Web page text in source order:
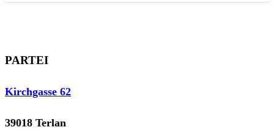
PARTEI
Kirchgasse 62
39018 Terlan